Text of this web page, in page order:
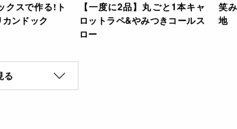
クスで作る!ト
ンドック
【一度に2品】丸ごと1本キャ
ロットラペ&やみつきコールス
ロー
笑
地
る